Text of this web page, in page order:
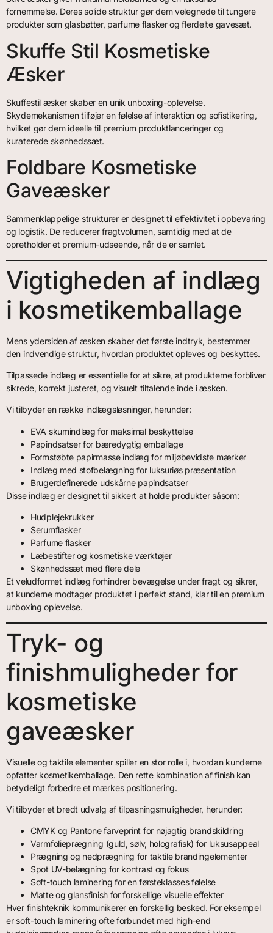
fornemmelse. Deres solide struktur gør dem velegnede til tungere
produkter som glasbøtter, parfume flasker og flerdelte gavesæt.
Skuffe Stil Kosmetiske
Æsker
Skuffestil æsker skaber en unik unboxing-oplevelse.
Skydemekanismen tilføjer en følelse af interaktion og sofistikering,
hvilket gør dem ideelle til premium produktlanceringer og
kuraterede skønhedssæt.
Foldbare Kosmetiske
Gaveæsker
Sammenklappelige strukturer er designet til effektivitet i opbevaring
og logistik. De reducerer fragtvolumen, samtidig med at de
opretholder et premium-udseende, når de er samlet.
Vigtigheden af indlæg
i kosmetikemballage
Mens ydersiden af æsken skaber det første indtryk, bestemmer
den indvendige struktur, hvordan produktet opleves og beskyttes.
Tilpassede indlæg er essentielle for at sikre, at produkterne forbliver
sikrede, korrekt justeret, og visuelt tiltalende inde i æsken.
Vi tilbyder en række indlægsløsninger, herunder:
EVA skumindlæg for maksimal beskyttelse
Papindsatser for bæredygtig emballage
Formstøbte papirmasse indlæg for miljøbevidste mærker
Indlæg med stofbelægning for luksuriøs præsentation
Brugerdefinerede udskårne papindsatser
Disse indlæg er designet til sikkert at holde produkter såsom:
Hudplejekrukker
Serumflasker
Parfume flasker
Læbestifter og kosmetiske værktøjer
Skønhedssæt med flere dele
Et veludformet indlæg forhindrer bevægelse under fragt og sikrer,
at kunderne modtager produktet i perfekt stand, klar til en premium
unboxing oplevelse.
Tryk- og
finishmuligheder for
kosmetiske
gaveæsker
Visuelle og taktile elementer spiller en stor rolle i, hvordan kunderne
opfatter kosmetikemballage. Den rette kombination af finish kan
betydeligt forbedre et mærkes positionering.
Vi tilbyder et bredt udvalg af tilpasningsmuligheder, herunder:
CMYK og Pantone farveprint for nøjagtig brandskildring
Varmfolieprægning (guld, sølv, holografisk) for luksusappeal
Prægning og nedprægning for taktile brandingelementer
Spot UV-belægning for kontrast og fokus
Soft-touch laminering for en førsteklasses følelse
Matte og glansfinish for forskellige visuelle effekter
Hver finishteknik kommunikerer en forskellig besked. For eksempel
er soft-touch laminering ofte forbundet med high-end